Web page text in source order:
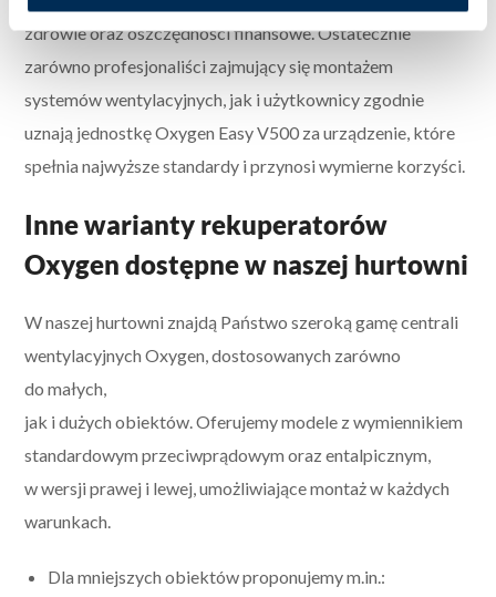
zdrowie oraz oszczędności finansowe. Ostatecznie
zarówno profesjonaliści zajmujący się montażem
systemów wentylacyjnych, jak i użytkownicy zgodnie
uznają jednostkę Oxygen Easy V500 za urządzenie, które
spełnia najwyższe standardy i przynosi wymierne korzyści.
Inne warianty rekuperatorów
Oxygen dostępne w naszej hurtowni
W naszej hurtowni znajdą Państwo szeroką gamę centrali
wentylacyjnych Oxygen, dostosowanych zarówno
do małych,
jak i dużych obiektów. Oferujemy modele z wymiennikiem
standardowym przeciwprądowym oraz entalpicznym,
w wersji prawej i lewej, umożliwiające montaż w każdych
warunkach.
Dla mniejszych obiektów proponujemy m.in.: